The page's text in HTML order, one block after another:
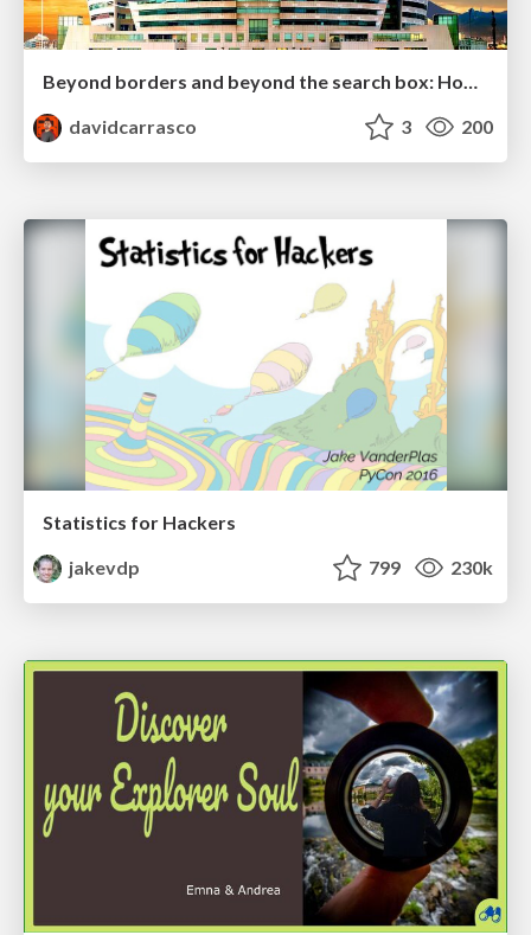
Beyond borders and beyond the search box: How to win the global "messy middle" with AI-driven SEO
davidcarrasco
3 200
Statistics for Hackers
jakevdp
799 230k